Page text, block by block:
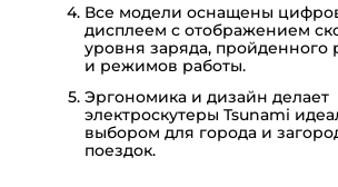
Все модели оснащены
дисплеем с отображением
уровня заряда, пройденного
и режимов работы.
Эргономика и дизайн делает
электроскутеры Tsunami
выбором для города и
поездок.